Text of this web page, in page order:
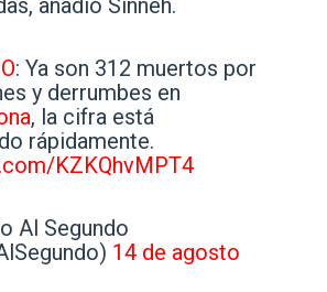
añadió Sinneh.
: Ya son 312 muertos por
y derrumbes en
, la cifra está
rápidamente.
KZKQhvMPT4
Al Segundo
14 de agosto